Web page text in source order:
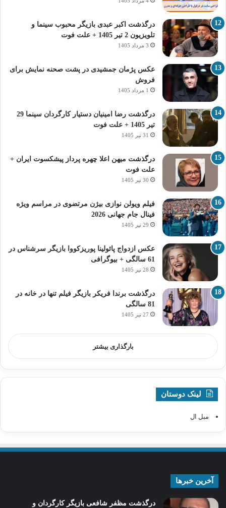
درگذشت اکبر عبدی بازیگر محبوب سینما و
تلویزیون 2 تیر 1405 + علت فوت
3 مرداد 1405
عکس پژمان جمشیدی در پشت صحنه نمایش برای
فروش
1 مرداد 1405
درگذشت رضا امینیان دستیار کارگردان سینما 29
تیر 1405 + علت فوت
31 تیر 1405
درگذشت میهن اعلا چهره پرداز پیشکسوت ایران +
علت فوت
30 تیر 1405
فیلم ویولن نوازی بیژن مرتضوی در مراسم ویژه
فینال جام جهانی 2026
29 تیر 1405
عکس ازدواج پائولینا پوریزکووا بازیگر سرشناس در
61 سالگی + بیوگرافی
28 تیر 1405
درگذشت برندا فریکر بازیگر فیلم تنها در خانه در
81 سالگی
27 تیر 1405
بارگذاری بیشتر
لینک دوستان
مبل ال
آخرین خبرها
درگذشت مظفر شافعی بازیگر کارگردان و